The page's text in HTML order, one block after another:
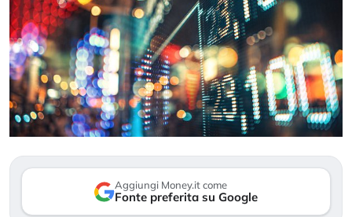
Aggiungi Money.it come
Fonte preferita su Google